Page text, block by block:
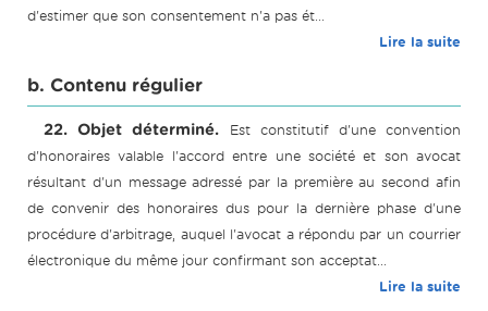
d'estimer que son consentement n'a pas ét...
Lire la suite
b. Contenu régulier
22. Objet déterminé.
Est constitutif d'une convention
d'honoraires valable l'accord entre une société et son avocat
résultant d'un message adressé par la première au second afin
de convenir des honoraires dus pour la dernière phase d'une
procédure d'arbitrage, auquel l'avocat a répondu par un courrier
électronique du même jour confirmant son acceptat...
Lire la suite